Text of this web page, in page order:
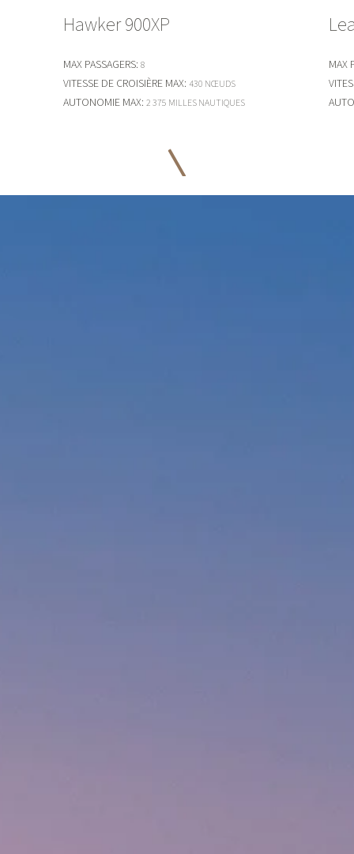
Hawker 900XP
MAX PASSAGERS: 8
VITESSE DE CROISIÈRE MAX: 430 NŒUDS
AUTONOMIE MAX: 2 375 MILLES NAUTIQUES
MAX